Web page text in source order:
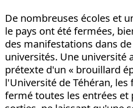
De nombreuses écoles et
le pays ont été fermées,
des manifestations dans
universités. Une université
prétexte d'un « brouillard
l'Université de Téhéran,
fermé toutes les entrées et